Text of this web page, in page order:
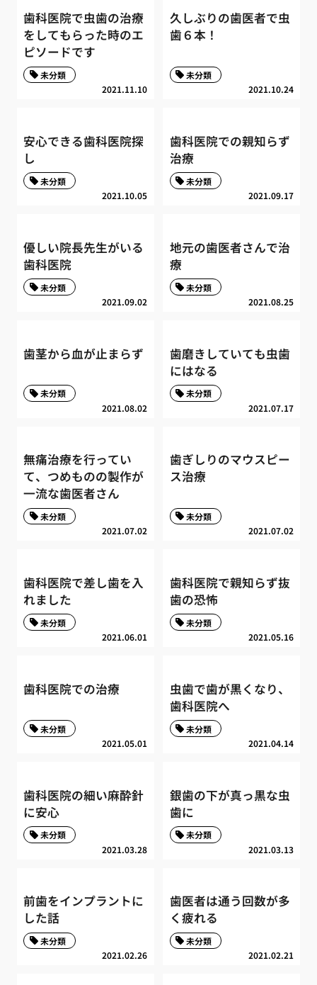
歯科医院で虫歯の治療
をしてもらった時のエ
ピソードです
2021.11.10
未分類
久しぶりの歯医者で虫
歯６本！
2021.10.24
未分類
安心できる歯科医院探
し
2021.10.05
未分類
歯科医院での親知らず
治療
2021.09.17
未分類
優しい院長先生がいる
歯科医院
2021.09.02
未分類
地元の歯医者さんで治
療
2021.08.25
未分類
歯茎から血が止まらず
2021.08.02
未分類
歯磨きしていても虫歯
にはなる
2021.07.17
未分類
無痛治療を行ってい
て、つめものの製作が
一流な歯医者さん
2021.07.02
未分類
歯ぎしりのマウスピー
ス治療
2021.07.02
未分類
歯科医院で差し歯を入
れました
2021.06.01
未分類
歯科医院で親知らず抜
歯の恐怖
2021.05.16
未分類
歯科医院での治療
2021.05.01
未分類
虫歯で歯が黒くなり、
歯科医院へ
2021.04.14
未分類
歯科医院の細い麻酔針
に安心
2021.03.28
未分類
銀歯の下が真っ黒な虫
歯に
2021.03.13
未分類
前歯をインプラントに
した話
2021.02.26
未分類
歯医者は通う回数が多
く疲れる
2021.02.21
未分類